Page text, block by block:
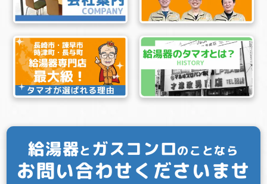
給湯器と ガスコンロのことなら
お問い合わせくださいませ